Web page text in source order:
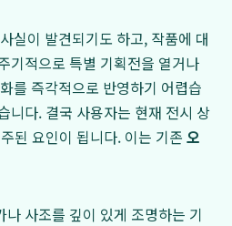
실이 발견되기도 하고, 작품에 대
기적으로 특별 기획전을 열거나
를 즉각적으로 반영하기 어렵습
니다. 결국 사용자는 현재 전시 상
된 요인이 됩니다. 이는 기존 오
사조를 깊이 있게 조명하는 기